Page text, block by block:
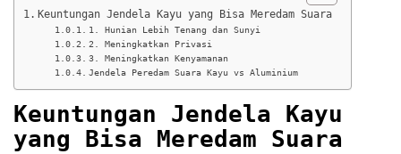
Keuntungan Jendela Kayu yang Bisa Meredam Suara
1. Hunian Lebih Tenang dan Sunyi
2. Meningkatkan Privasi
3. Meningkatkan Kenyamanan
Jendela Peredam Suara Kayu vs Aluminium
Keuntungan Jendela Kayu
yang Bisa Meredam Suara